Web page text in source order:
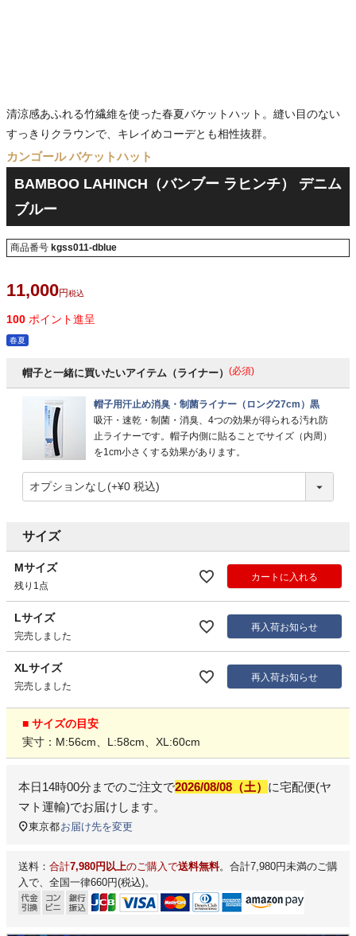
清涼感あふれる竹繊維を使った春夏バケットハット。縫い目のない
すっきりクラウンで、キレイめコーデとも相性抜群。
カンゴール バケットハット
BAMBOO LAHINCH（バンブー ラヒンチ） デニム
ブルー
商品番号 kgss011-dblue
11,000 税込
100 ポイント進呈
春夏
帽子と一緒に買いたいアイテム（ライナー） (必須)
帽子用汗止め消臭・制菌ライナー（ロング27cm）黒
吸汗・速乾・制菌・消臭、4つの効果が得られる汚れ防
止ライナーです。帽子内側に貼ることでサイズ（内周）
を1cm小さくする効果があります。
サイズ
Mサイズ
残り1点
カートに入れる
Lサイズ
完売しました
再入荷お知らせ
XLサイズ
完売しました
再入荷お知らせ
■ サイズの目安
実寸：M:56cm、L:58cm、XL:60cm
本日14時00分 までのご注文で2026/08/08（土） に宅配便(ヤ
マト運輸)でお届けします。
東京都お届け先を変更
送料： 合計7,980円以上のご購入で送料無料。合計7,980円未満のご購
入で、全国一律660円(税込)。